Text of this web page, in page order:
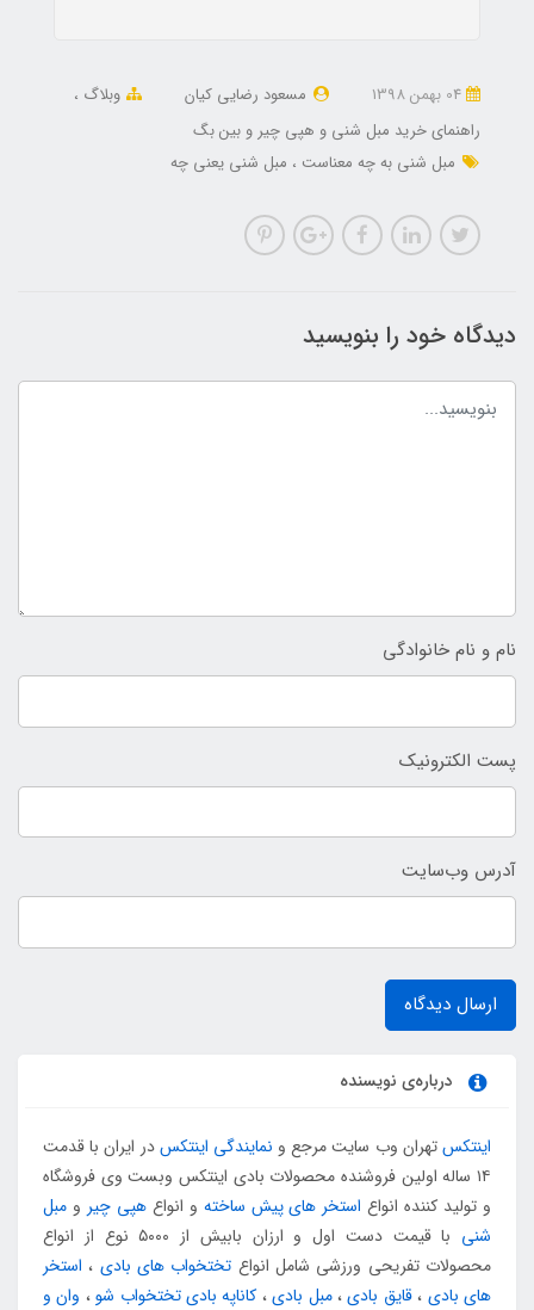
مسعود رضایی کیان
وبلاگ
راهنمای خرید مبل شنی و هپی چیر و بین بگ
مبل شنی به چه معناست
مبل شنی یعنی چه
دیدگاه خود را بنویسید
نام و نام خانوادگی
پست الکترونیک
آدرس وب‌سایت
ارسال دیدگاه
درباره‌ی نویسنده
اینتکستهران وب سایت مرجع و نمایندگی اینتکسدر ایران با قدمت
۱۴ ساله اولین فروشنده محصولات بادی اینتکس وبست وی فروشگاه
و تولید کننده انواع استخر های پیش ساخته و انواعهپی چیر و مبل
شنی
با قیمت دست اول و ارزان بابیش از ۵۰۰۰ نوع از انواع
محصولات تفریحی ورزشی شامل انواع تختخواب های بادی ، استخر
های بادی ،قایق بادی،مبل بادی، کاناپه بادی تختخواب شو، وان و